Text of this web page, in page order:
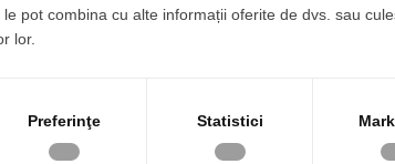
Beton
de la 1 August 2025.
pot combina cu alte informații oferite de dvs. sau
lor.
Preferinţe Statistici